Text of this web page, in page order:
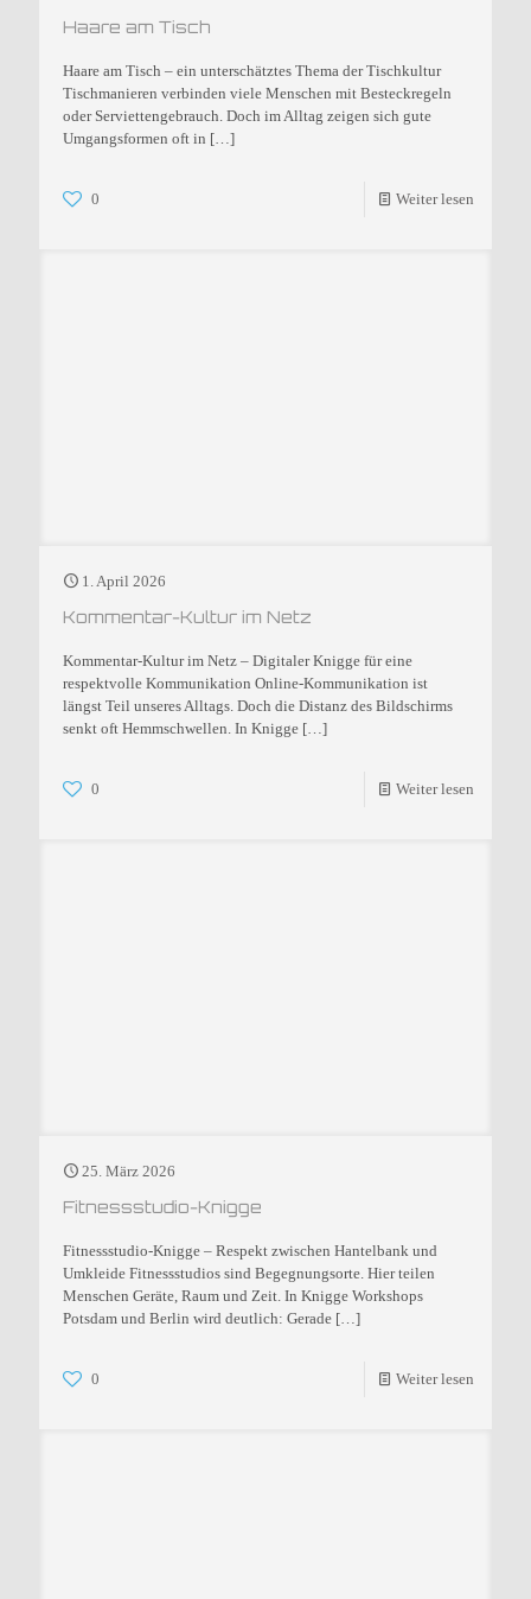
Haare am Tisch
Haare am Tisch – ein unterschätztes Thema der Tischkultur
Tischmanieren verbinden viele Menschen mit Besteckregeln
oder Serviettengebrauch. Doch im Alltag zeigen sich gute
Umgangsformen oft in […]
0 Weiter lesen
1. April 2026
Kommentar-Kultur im Netz
Kommentar-Kultur im Netz – Digitaler Knigge für eine
respektvolle Kommunikation Online-Kommunikation ist
längst Teil unseres Alltags. Doch die Distanz des Bildschirms
senkt oft Hemmschwellen. In Knigge […]
0 Weiter lesen
25. März 2026
Fitnessstudio-Knigge
Fitnessstudio-Knigge – Respekt zwischen Hantelbank und
Umkleide Fitnessstudios sind Begegnungsorte. Hier teilen
Menschen Geräte, Raum und Zeit. In Knigge Workshops
Potsdam und Berlin wird deutlich: Gerade […]
0 Weiter lesen